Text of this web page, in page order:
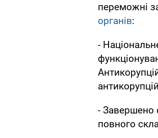
переможні
органів:
-
- Завершено
повного